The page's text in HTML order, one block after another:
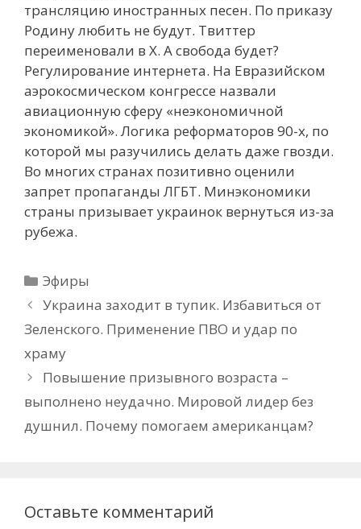
трансляцию иностранных песен. По приказу
Родину любить не будут. Твиттер
переименовали в Х. А свобода будет?
Регулирование интернета. На Евразийском
аэрокосмическом конгрессе назвали
авиационную сферу «неэкономичной
экономикой». Логика реформаторов 90-х, по
которой мы разучились делать даже гвозди.
Во многих странах позитивно оценили
запрет пропаганды ЛГБТ. Минэкономики
страны призывает украинок вернуться из-за
рубежа.
Рубрики
Эфиры
Украина заходит в тупик. Избавиться от
Зеленского. Применение ПВО и удар по
храму
Повышение призывного возраста –
выполнено неудачно. Мировой лидер без
душнил. Почему помогаем американцам?
Оставьте комментарий